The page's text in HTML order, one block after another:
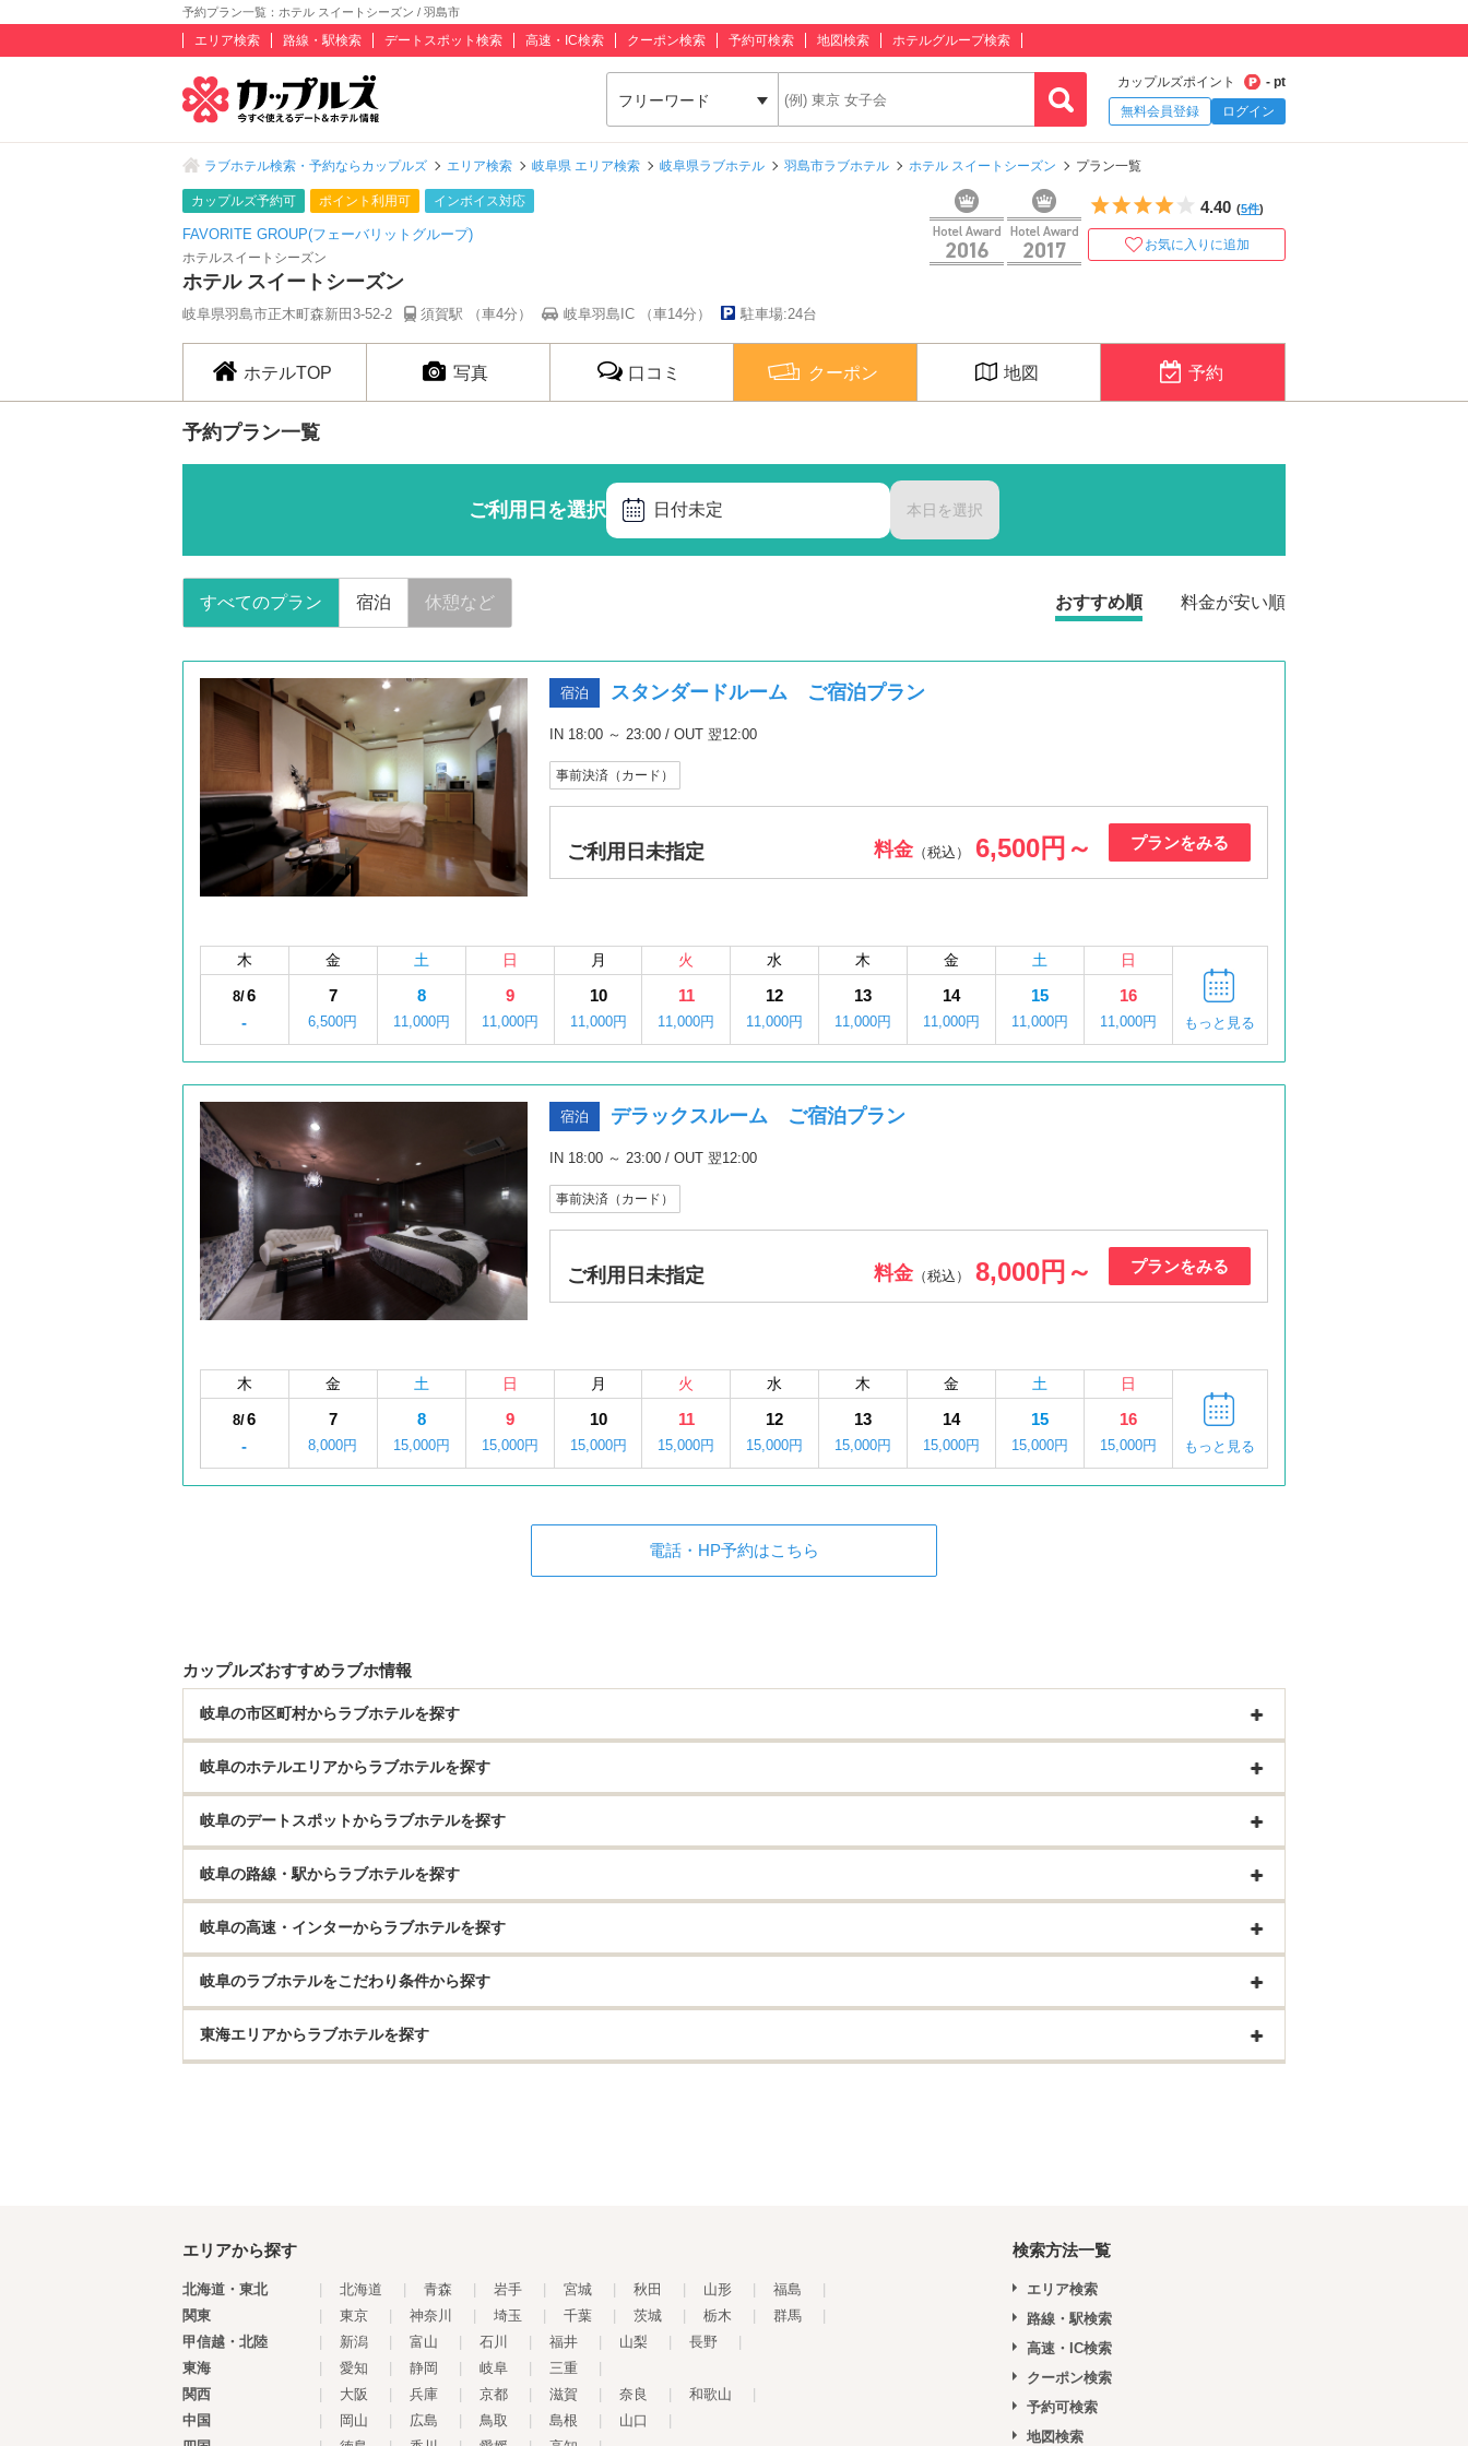
予約プラン一覧：ホテル スイートシーズン / 羽島市
エリア検索 路線・駅検索 デートスポット検索 高速・IC検索 クーポン検索 予約可検索 地図検索 ホテルグループ検索
フリーワード
カップルズポイント
- pt
無料会員登録
ログイン
ラブホテル検索・予約ならカップルズ エリア検索 岐阜県 エリア検索 岐阜県ラブホテル 羽島市ラブホテル ホテル スイートシーズン プラン一覧
カップルズ予約可 ポイント利用可 インボイス対応
FAVORITE GROUP(フェーバリットグループ)
ホテルスイートシーズン
ホテル スイートシーズン
岐阜県羽島市正木町森新田3-52-2 須賀駅 （車4分） 岐阜羽島IC （車14分） 駐車場:24台
5つ星のうち4
4.40 (5件)
お気に入りに追加
ホテルTOP 写真 口コミ クーポン 地図 予約
予約プラン一覧
ご利用日を選択 日付未定 本日を選択
すべてのプラン 宿泊 休憩など おすすめ順 料金が安い順
宿泊 スタンダードルーム ご宿泊プラン
IN 18:00 ～ 23:00 / OUT 翌12:00
事前決済（カード）
ご利用日未指定 料金（税込） 6,500円～ プランをみる
木 金 土 日 月 火 水 木 金 土 日
8/6
-
7
6,500円
8
11,000円
9
11,000円
10
11,000円
11
11,000円
12
11,000円
13
11,000円
14
11,000円
15
11,000円
16
11,000円 もっと見る
宿泊 デラックスルーム ご宿泊プラン
IN 18:00 ～ 23:00 / OUT 翌12:00
事前決済（カード）
ご利用日未指定 料金（税込） 8,000円～ プランをみる
木 金 土 日 月 火 水 木 金 土 日
8/6
-
7
8,000円
8
15,000円
9
15,000円
10
15,000円
11
15,000円
12
15,000円
13
15,000円
14
15,000円
15
15,000円
16
15,000円 もっと見る
電話・HP予約はこちら
カップルズおすすめラブホ情報
岐阜の市区町村からラブホテルを探す
岐阜のホテルエリアからラブホテルを探す
岐阜のデートスポットからラブホテルを探す
岐阜の路線・駅からラブホテルを探す
岐阜の高速・インターからラブホテルを探す
岐阜のラブホテルをこだわり条件から探す
東海エリアからラブホテルを探す
エリアから探す
北海道・東北 北海道 青森 岩手 宮城 秋田 山形 福島
関東
東京 神奈川 埼玉 千葉 茨城 栃木 群馬
甲信越・北陸
新潟 富山 石川 福井 山梨 長野
東海
愛知 静岡 岐阜 三重
関西
大阪 兵庫 京都 滋賀 奈良 和歌山
中国
岡山 広島 鳥取 島根 山口
検索方法一覧
エリア検索
路線・駅検索
高速・IC検索
クーポン検索
予約可検索
地図検索